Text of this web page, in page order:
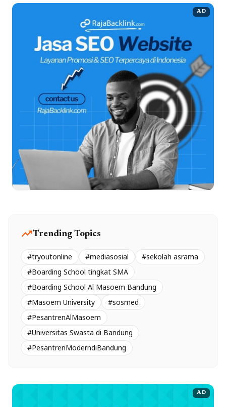
AD
trending_upTrending Topics
#tryoutonline #mediasosial
#sekolah asrama
#Boarding School tingkat SMA
#Boarding School Al Masoem Bandung
#Masoem University
#sosmed
#PesantrenAlMasoem
#Universitas Swasta di Bandung
#PesantrenModerndiBandung
AD